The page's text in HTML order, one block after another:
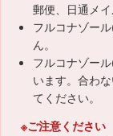
郵便、日通メ
フルコナゾー
ん。
フルコナゾー
います。合わ
てください。
※ご注意ください